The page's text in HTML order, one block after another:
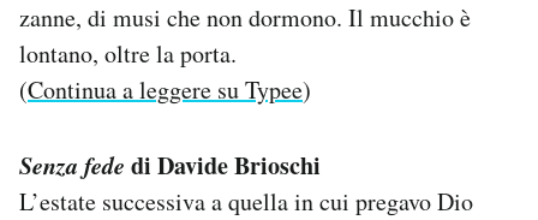
zanne, di musi che non dormono. Il mucchio è
lontano, oltre la porta.
(Continua a leggere su Typee)
Senza fede di Davide Brioschi
L’estate successiva a quella in cui pregavo Dio